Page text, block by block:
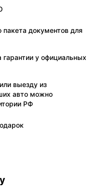
документов для
гарантии у официальных
выезду из
авто можно
РФ